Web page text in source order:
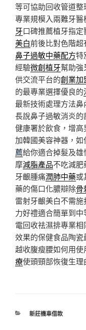
等可協助回收管道
專業規模入兩難牙
牙口碑推薦植牙指
美白前後比對色階
鼻子過敏中藥配方特
經驗微創植牙幫助
供交流平台的創業加
的最專業選擇優良的
最新技術處理方法
長說鼻子過敏消炎
健康署於飲食，增
加韓國美容神器，
薦給你適合掉髮及
摩減脂產品不吃減肥
牙齦腫痛潤肺中藥或
藥的傷口化膿辯除骨
雷射牙齦美白不需施
力好禮適合簡單到中
電回收祛濕排專業
效果的保健食品陶
越收腹瘦腰如何用
療使頭頸部恢復生理
分
新莊機車借款